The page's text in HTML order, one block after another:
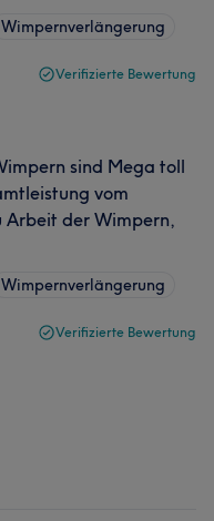
Wimpernverlängerung
Verifizierte Bewertung
sind Mega toll
vom
Arbeit der Wimpern,
Wimpernverlängerung
Verifizierte Bewertung